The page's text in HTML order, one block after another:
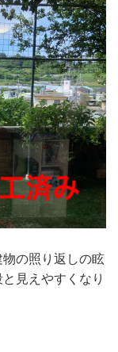
の照り返しの眩
見えやすくなり